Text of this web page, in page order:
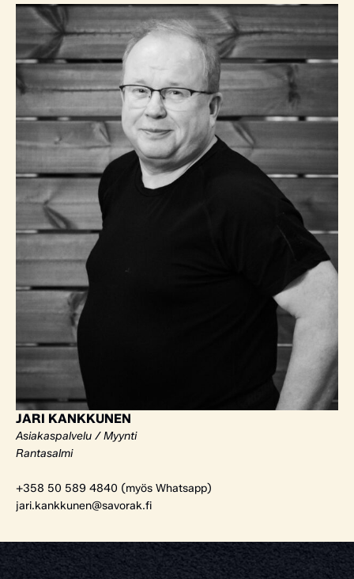
JARI KANKKUNEN
Asiakaspalvelu / Myynti
Rantasalmi
+358 50 589 4840 (myös Whatsapp)
jari.kankkunen@savorak.fi